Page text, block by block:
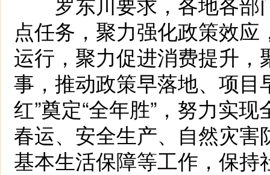
点任务，聚力强化政策效
运行，聚力促进消费提升
事，推动政策早落地、项目
红”奠定“全年胜”，努力实
春运、安全生产、自然灾
基本生活保障等工作，保